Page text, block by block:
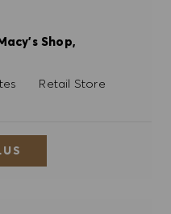
Shop,
Catégorie
Retail Store